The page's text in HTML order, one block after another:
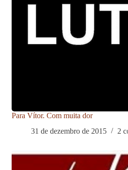
Para Vítor. Com muita dor
31 de dezembro de 2015
2